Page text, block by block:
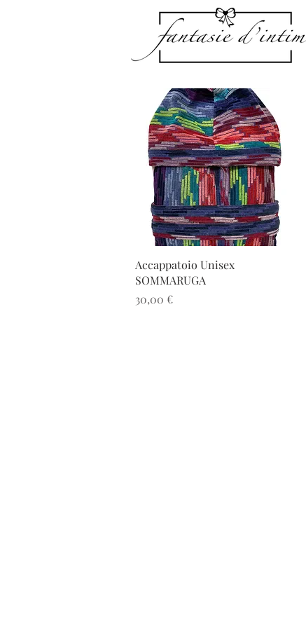
Vista rapida
Accappatoio Unisex
SOMMARUGA
Prezzo
30,00 €